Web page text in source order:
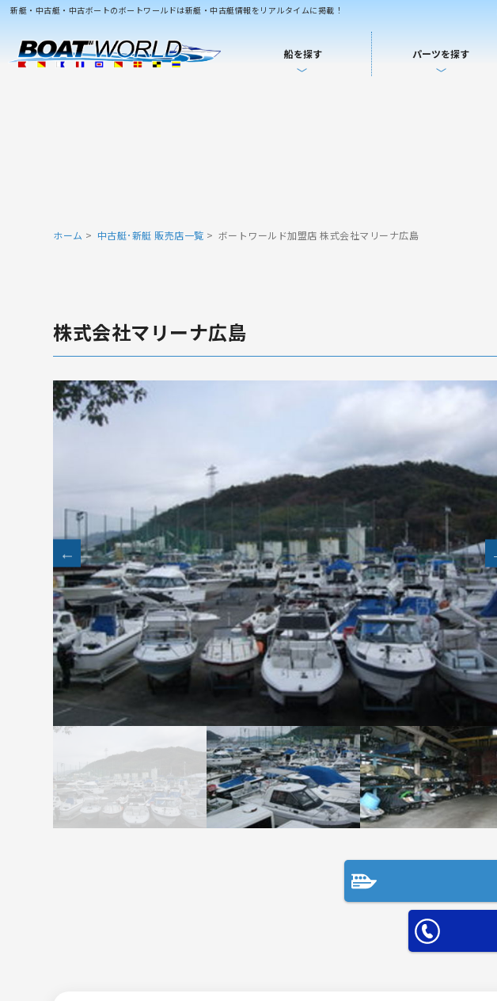
新艇・中古艇・中古ボートのボートワールドは新艇・中古艇情報をリアルタイムに掲載！
船を探す パーツを探す
ホーム 中古艇･新艇 販売店一覧 ボートワールド加盟店 株式会社マリーナ広島
株式会社マリーナ広島